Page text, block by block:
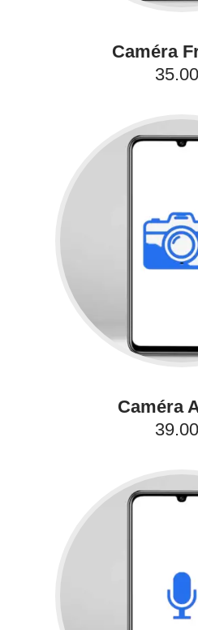
Caméra
Caméra